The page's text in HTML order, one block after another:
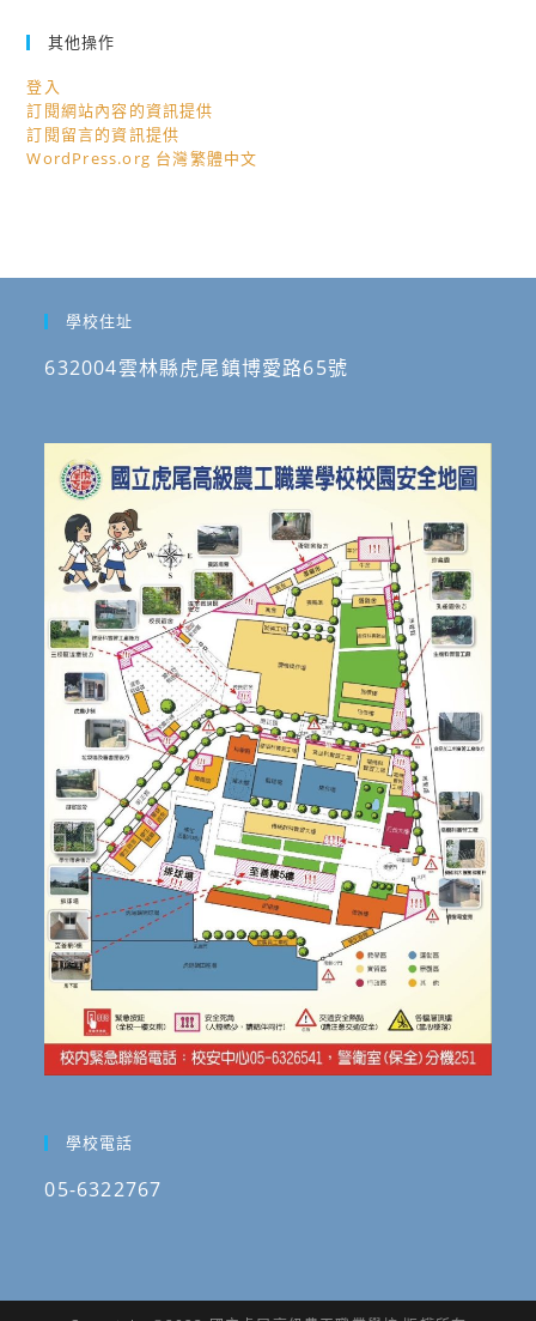
其他操作
登入
訂閱網站內容的資訊提供
訂閱留言的資訊提供
WordPress.org 台灣繁體中文
學校住址
632004雲林縣虎尾鎮博愛路65號
學校電話
05-6322767